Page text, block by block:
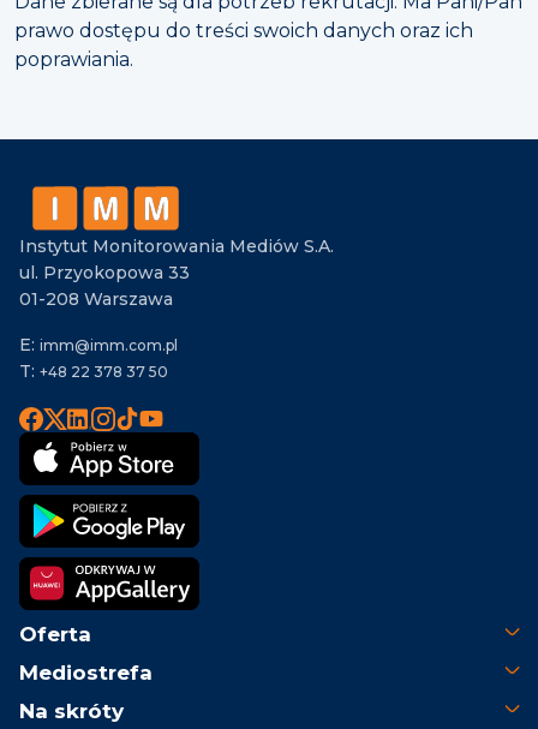
prawo dostępu do treści swoich danych oraz ich
poprawiania.
Instytut Monitorowania Mediów S.A.
ul. Przyokopowa 33
01-208 Warszawa
E: imm@imm.com.pl
T: +48 22 378 37 50
Oferta
Mediostrefa
Na skróty